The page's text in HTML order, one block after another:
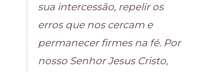
sua intercessão, repelir os
erros que nos cercam e
permanecer firmes na fé. Por
nosso Senhor Jesus Cristo,